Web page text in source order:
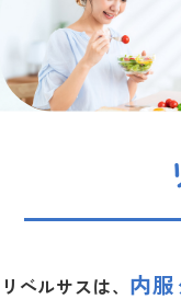
リベルサスは、 内